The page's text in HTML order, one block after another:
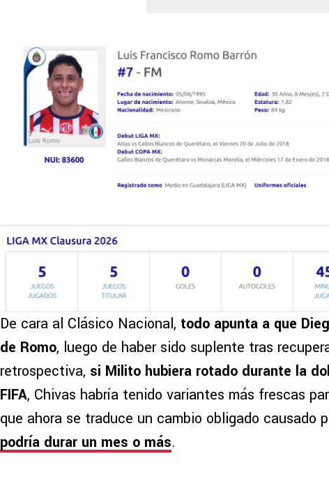
De cara al Clásico Nacional, todo apunta a que
de Romo, luego de haber sido suplente tras
retrospectiva, si Milito hubiera rotado durante la
FIFA, Chivas habría tenido variantes más frescas
que ahora se traduce un cambio obligado causado
podría durar un mes o más.